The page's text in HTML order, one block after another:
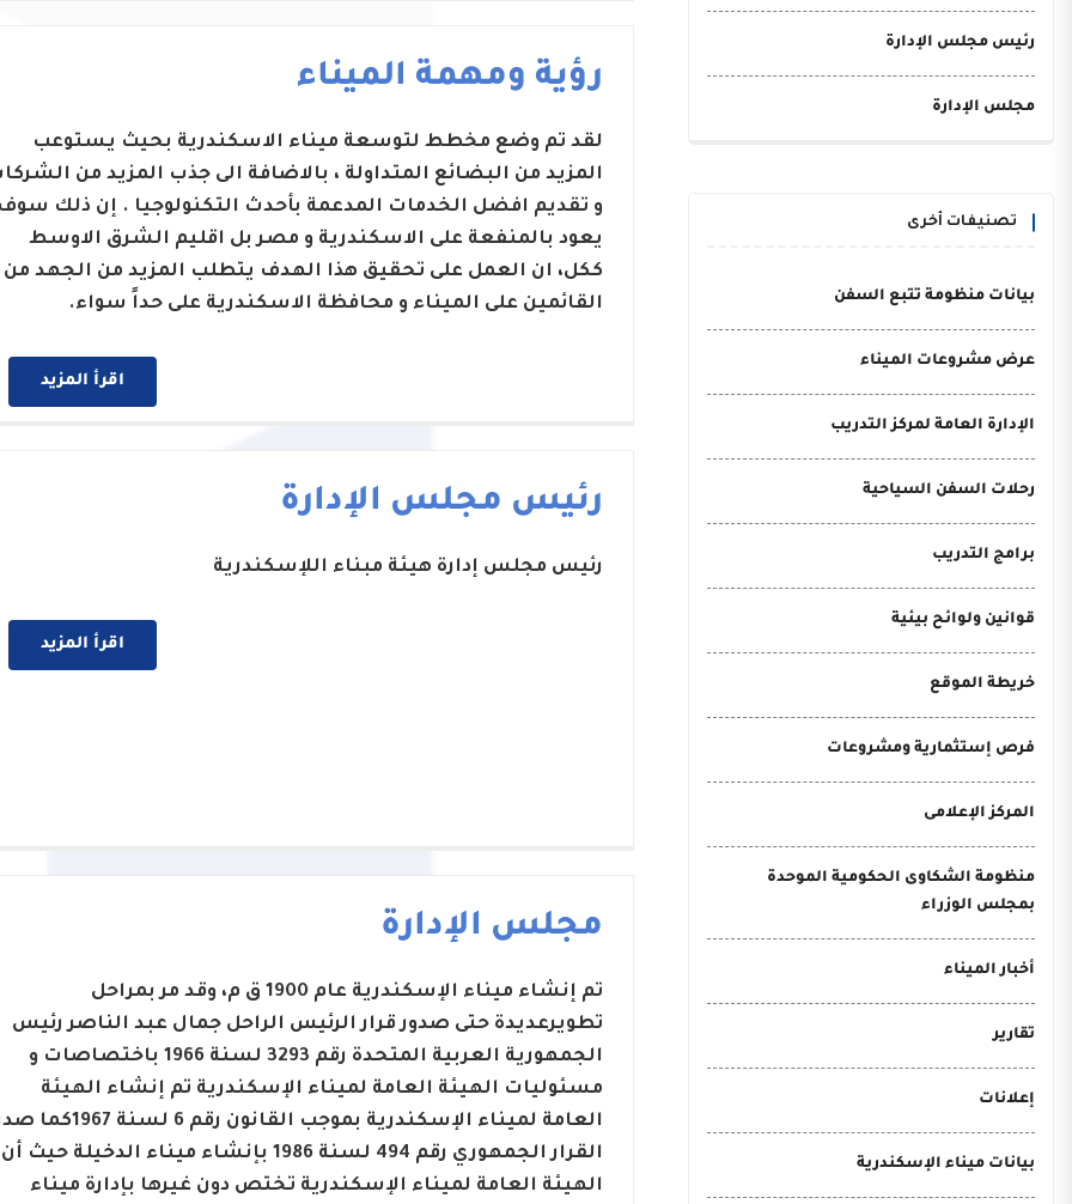
رئيس مجلس الإدارة
مجلس الإدارة
تصنيفات أخرى
بيانات منظومة تتبع السفن
عرض مشروعات الميناء
الإدارة العامة لمركز التدريب
رحلات السفن السياحية
برامج التدريب
قوانين ولوائح بيئية
خريطة الموقع
فرص إستثمارية ومشروعات
المركز الإعلامى
منظومة الشكاوى الحكومية الموحدة
بمجلس الوزراء
أخبار الميناء
تقارير
إعلانات
بيانات ميناء الإسكندرية
رؤية ومهمة الميناء
لقد تم وضع مخطط لتوسعة ميناء الاسكندرية بحيث يستوعب
المزيد من البضائع المتداولة ، بالاضافة الى جذب المزيد من
و تقديم افضل الخدمات المدعمة بأحدث التكنولوجيا . إن ذلك
يعود بالمنفعة على الاسكندرية و مصر بل اقليم الشرق الاوسط
ككل، ان العمل على تحقيق هذا الهدف يتطلب المزيد من الجهد من
القائمين على الميناء و محافظة الاسكندرية على حداً سواء.
اقرأ المزيد
رئيس مجلس الإدارة
رئيس مجلس إدارة هيئة مبناء اللإسكندرية
اقرأ المزيد
مجلس الإدارة
تم إنشاء ميناء الإسكندرية عام 1900 ق م، وقد مر بمراحل
تطويرعديدة حتى صدور قرار الرئيس الراحل جمال عبد الناصر رئيس
الجمهورية العربية المتحدة رقم 3293 لسنة 1966 باختصاصات و
مسئوليات الهيئة العامة لميناء الإسكندرية تم إنشاء الهيئة
العامة لميناء الإسكندرية بموجب القانون رقم 6 لسنة
القرار الجمهوري رقم 494 لسنة 1986 بإنشاء ميناء الدخيلة حيث أن
الهيئة العامة لميناء الإسكندرية تختص دون غيرها بإدارة ميناء